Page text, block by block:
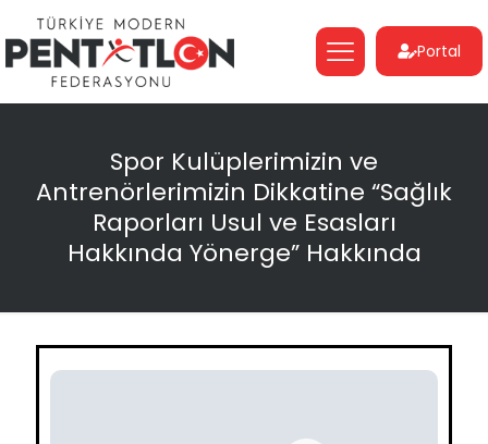
Portal
Spor Kulüplerimizin ve
Antrenörlerimizin Dikkatine “Sağlık
Raporları Usul ve Esasları
Hakkında Yönerge” Hakkında